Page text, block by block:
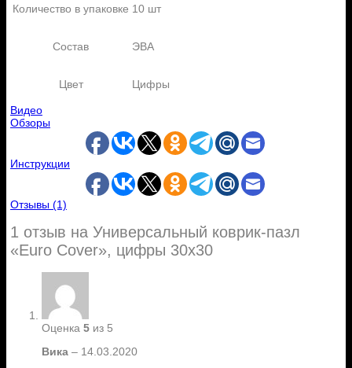
Количество в упаковке 10 шт
Состав ЭВА
Цвет Цифры
Видео
Обзоры
Инструкции
Отзывы (1)
1 отзыв на Универсальный коврик-пазл
«Euro Cover», цифры 30х30
Оценка 5 из 5
Вика – 14.03.2020